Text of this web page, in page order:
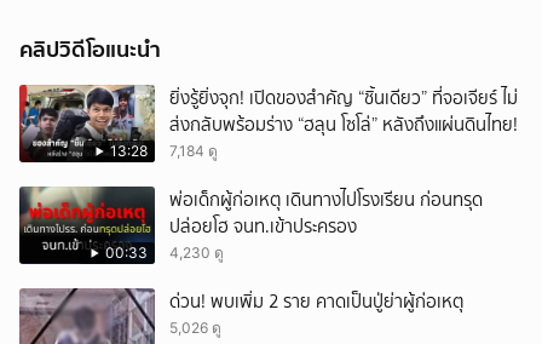
คลิปวิดีโอแนะนำ
13:28
ยิ่งรู้ยิ่งจุก! เปิดของสำคัญ “ชิ้นเดียว” ที่จอเจียร์ ไม่
ส่งกลับพร้อมร่าง “ฮลุน โซโล่” หลังถึงแผ่นดินไทย!
7,184 ดู
00:33
พ่อเด็กผู้ก่อเหตุ เดินทางไปโรงเรียน ก่อนทรุด
ปล่อยโฮ จนท.เข้าประครอง
4,230 ดู
ด่วน! พบเพิ่ม 2 ราย คาดเป็นปู่ย่าผู้ก่อเหตุ
5,026 ดู